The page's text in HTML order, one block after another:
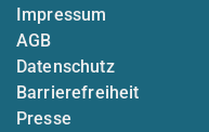
Impressum
AGB
Datenschutz
Barrierefreiheit
Presse